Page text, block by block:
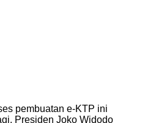
pembuatan e-KTP ini
Presiden Joko Widodo